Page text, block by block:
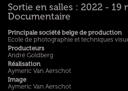
Sortie en salles : 2022 - 19
Documentaire
Principale société belge de production
Ecole de photographie et techniques
Producteurs
André Goldberg
Réalisation
Aymeric Van Aerschot
Image
Aymeric Van Aerschot